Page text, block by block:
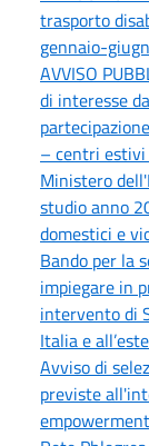
trasporto
gennaio-
AVVISO
di interesse
– centri
Ministero
studio anno
domestici e
Bando per la
impiegare in
intervento di
Italia e
Avviso di
previste